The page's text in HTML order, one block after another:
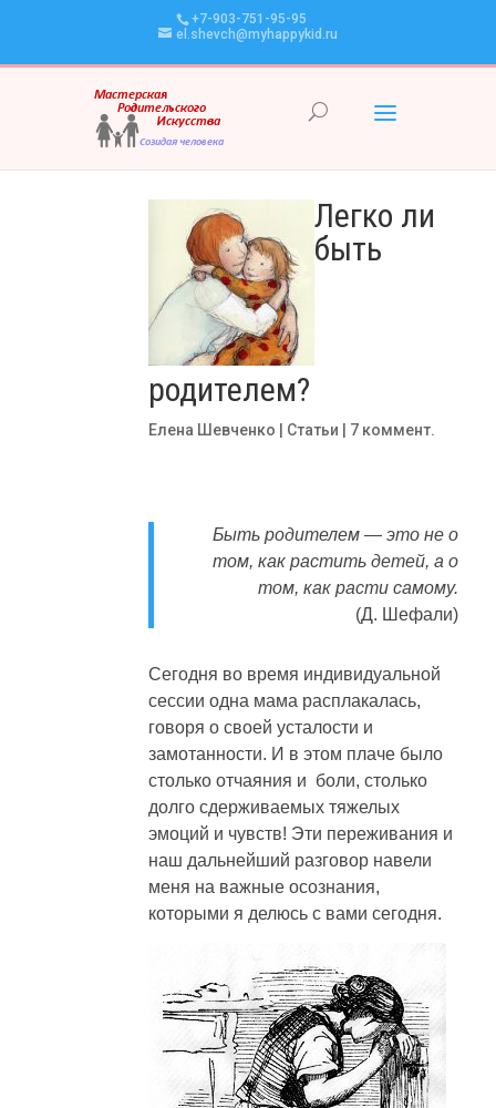
+7-903-751-95-95
el.shevch@myhappykid.ru
Легко ли
быть
родителем?
Елена Шевченко Статьи 7 коммент.
Быть родителем — это не о
том, как растить детей, а о
том, как расти самому.
(Д. Шефали)
Сегодня во время индивидуальной
сессии одна мама расплакалась,
говоря о своей усталости и
замотанности. И в этом плаче было
столько отчаяния и боли, столько
долго сдерживаемых тяжелых
эмоций и чувств! Эти переживания и
наш дальнейший разговор навели
меня на важные осознания,
которыми я делюсь с вами сегодня.